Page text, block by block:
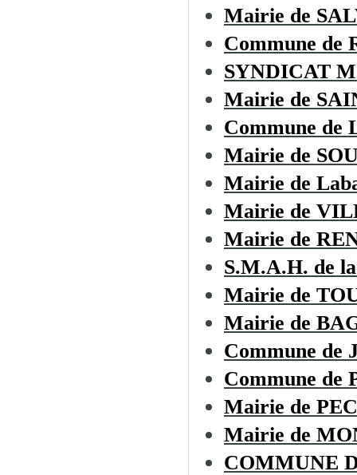
Mairie de
Commune de
SYNDICAT
Mairie de
Commune de
Mairie de
Mairie de
Mairie de
Mairie de
S.M.A.H. de
Mairie de
Mairie de
Commune de
Commune de
Mairie de
Mairie de
COMMUNE